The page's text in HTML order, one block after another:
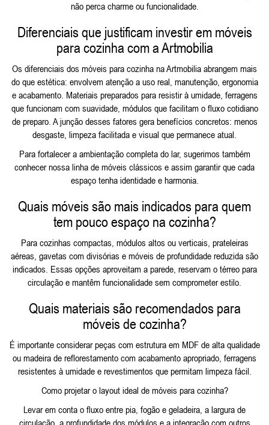
não perca charme ou funcionalidade.
Diferenciais que justificam investir em móveis
para cozinha com a Artmobilia
Os diferenciais dos móveis para cozinha na Artmobilia abrangem mais
do que estética: envolvem atenção a uso real, manutenção, ergonomia
e acabamento. Materiais preparados para resistir à umidade, ferragens
que funcionam com suavidade, módulos que facilitam o fluxo cotidiano
de preparo. A junção desses fatores gera benefícios concretos: menos
desgaste, limpeza facilitada e visual que permanece atual.
Para fortalecer a ambientação completa do lar, sugerimos também
conhecer nossa linha de móveis clássicos e assim garantir que cada
espaço tenha identidade e harmonia.
Quais móveis são mais indicados para quem
tem pouco espaço na cozinha?
Para cozinhas compactas, módulos altos ou verticais, prateleiras
aéreas, gavetas com divisórias e móveis de profundidade reduzida são
indicados. Essas opções aproveitam a parede, reservam o térreo para
circulação e mantêm funcionalidade sem comprometer estilo.
Quais materiais são recomendados para
móveis de cozinha?
É importante considerar peças com estrutura em MDF de alta qualidade
ou madeira de reflorestamento com acabamento apropriado, ferragens
resistentes à umidade e revestimentos que permitam limpeza fácil.
Como projetar o layout ideal de móveis para cozinha?
Levar em conta o fluxo entre pia, fogão e geladeira, a largura de